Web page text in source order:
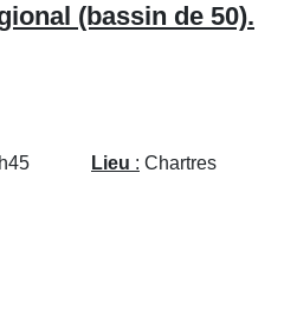
(bassin de 50).
7h45 Lieu : Chartres